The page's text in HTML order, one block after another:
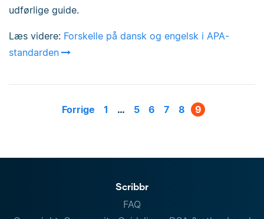
udførlige guide.
Læs videre: Forskelle på dansk og engelsk i APA-
standarden
Forrige 1 … 5 6 7 8 9
Scribbr
FAQ